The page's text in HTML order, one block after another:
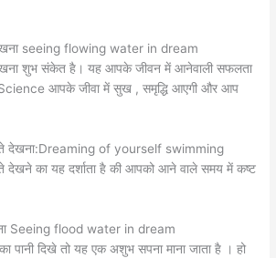
seeing flowing water in dream
शुभ संकेत है। यह आपके जीवन में आनेवाली सफलता
Science आपके जीवा में सुख , समृद्धि आएगी और आप
देखना:Dreaming of yourself swimming
का यह दर्शाता है की आपको आने वाले समय में कष्ट
Seeing flood water in dream
पानी दिखे तो यह एक अशुभ सपना माना जाता है । हो